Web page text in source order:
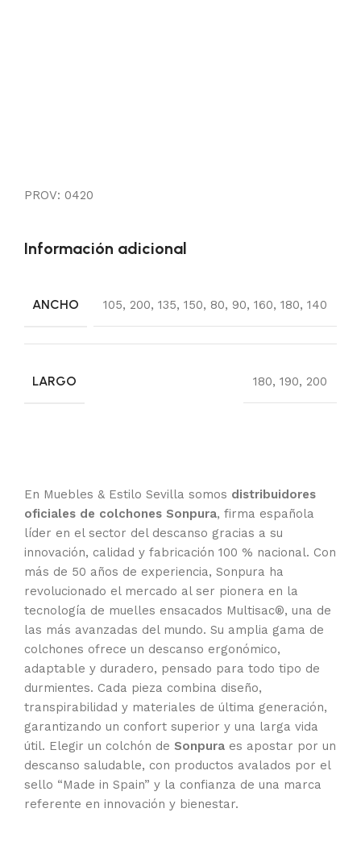
PROV: 0420
Información adicional
ANCHO 105, 200, 135, 150, 80, 90, 160, 180, 140
LARGO 180, 190, 200
En Muebles & Estilo Sevilla somos distribuidores
oficiales de colchones Sonpura, firma española
líder en el sector del descanso gracias a su
innovación, calidad y fabricación 100 % nacional. Con
más de 50 años de experiencia, Sonpura ha
revolucionado el mercado al ser pionera en la
tecnología de muelles ensacados Multisac®, una de
las más avanzadas del mundo. Su amplia gama de
colchones ofrece un descanso ergonómico,
adaptable y duradero, pensado para todo tipo de
durmientes. Cada pieza combina diseño,
transpirabilidad y materiales de última generación,
garantizando un confort superior y una larga vida
útil. Elegir un colchón de Sonpura es apostar por un
descanso saludable, con productos avalados por el
sello “Made in Spain” y la confianza de una marca
referente en innovación y bienestar.